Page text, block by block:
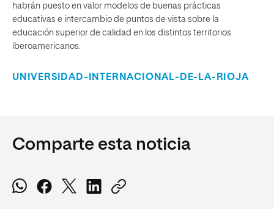
habrán puesto en valor modelos de buenas prácticas
educativas e intercambio de puntos de vista sobre la
educación superior de calidad en los distintos territorios
iberoamericanos.
UNIVERSIDAD-INTERNACIONAL-DE-LA-RIOJA
Comparte esta noticia